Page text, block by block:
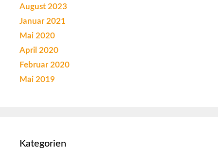
August 2023
Januar 2021
Mai 2020
April 2020
Februar 2020
Mai 2019
Kategorien